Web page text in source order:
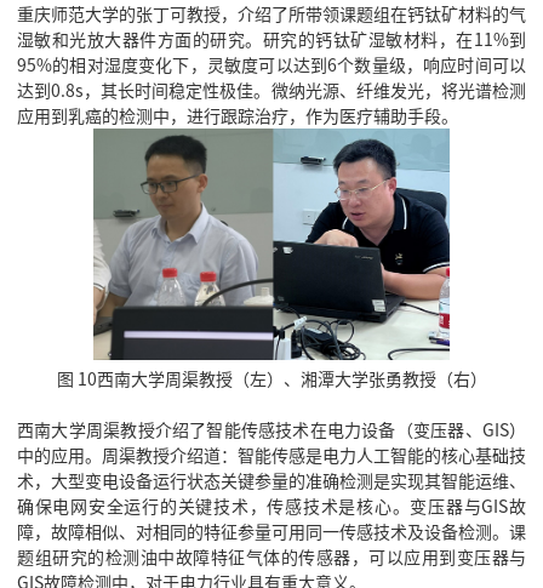
重庆师范大学的张丁可教授，介绍了所带领课题组在钙钛矿材料的气
湿敏和光放大器件方面的研究。研究的钙钛矿湿敏材料，在11%到
95%的相对湿度变化下，灵敏度可以达到6个数量级，响应时间可以
达到0.8s，其长时间稳定性极佳。微纳光源、纤维发光，将光谱检测
应用到乳癌的检测中，进行跟踪治疗，作为医疗辅助手段。
图 10西南大学周渠教授（左）、湘潭大学张勇教授（右）
西南大学周渠教授介绍了智能传感技术在电力设备（变压器、GIS）
中的应用。周渠教授介绍道：智能传感是电力人工智能的核心基础技
术，大型变电设备运行状态关键参量的准确检测是实现其智能运维、
确保电网安全运行的关键技术，传感技术是核心。变压器与GIS故
障，故障相似、对相同的特征参量可用同一传感技术及设备检测。课
题组研究的检测油中故障特征气体的传感器，可以应用到变压器与
GIS故障检测中，对于电力行业具有重大意义。